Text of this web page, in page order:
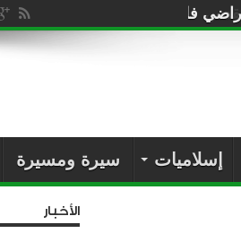
فلسطين للصهاينة
إسلاميات سيرة ومسيرة
الأخبار